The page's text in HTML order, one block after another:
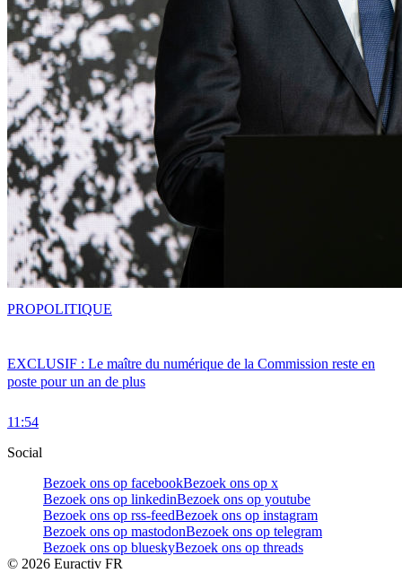
EXCLUSIF : Le maître du numérique de la Commission reste en
poste pour un an de plus
11:54
PROPOLITIQUE
Social
Bezoek ons op facebookBezoek ons op x
Bezoek ons op linkedinBezoek ons op youtube
Bezoek ons op rss-feedBezoek ons op instagram
Bezoek ons op mastodonBezoek ons op telegram
Bezoek ons op blueskyBezoek ons op threads
© 2026 Euractiv FR